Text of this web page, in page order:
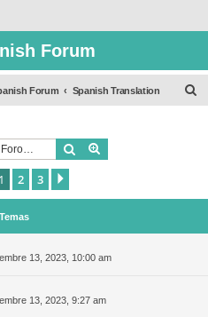
Forum
Forum Spanish Translation
Buscar
1 2 3
Temas
13, 2023, 10:00 am
13, 2023, 9:27 am